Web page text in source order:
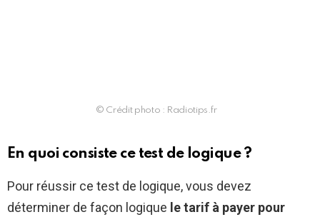
© Crédit photo : Radiotips.fr
En quoi consiste ce test de logique ?
Pour réussir ce test de logique, vous devez
déterminer de façon logique le tarif à payer pour